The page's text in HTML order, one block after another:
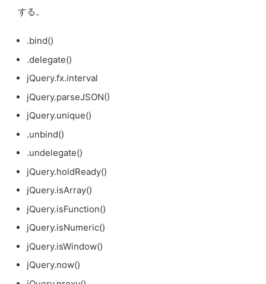
する。
.bind()
.delegate()
jQuery.fx.interval
jQuery.parseJSON()
jQuery.unique()
.unbind()
.undelegate()
jQuery.holdReady()
jQuery.isArray()
jQuery.isFunction()
jQuery.isNumeric()
jQuery.isWindow()
jQuery.now()